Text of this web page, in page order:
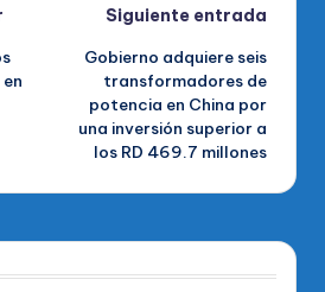
Siguiente entrada
Gobierno adquiere seis
transformadores de
potencia en China por
una inversión superior a
los RD 469.7 millones